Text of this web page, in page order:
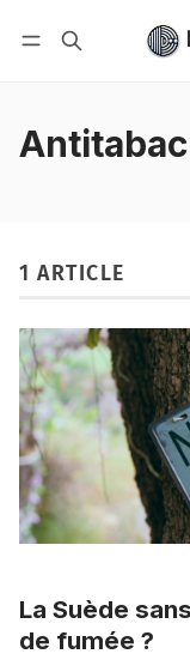
Antitabac
1 ARTICLE
La Suède
de fumée ?